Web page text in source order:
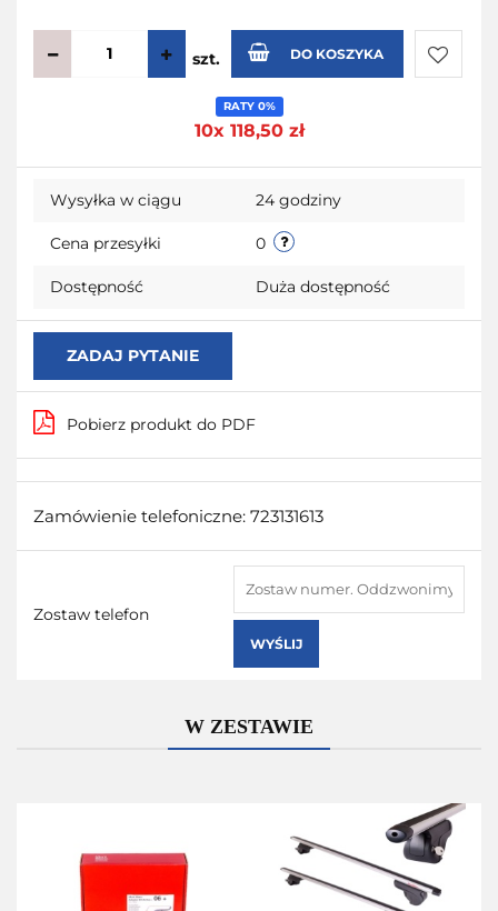
szt. DO KOSZYKA
RATY 0%
10x 118,50 zł
Wysyłka w ciągu 24 godziny
Cena przesyłki 0
Dostępność Duża dostępność
ZADAJ PYTANIE
Pobierz produkt do PDF
Zamówienie telefoniczne: 723131613
Zostaw telefon
WYŚLIJ
W ZESTAWIE